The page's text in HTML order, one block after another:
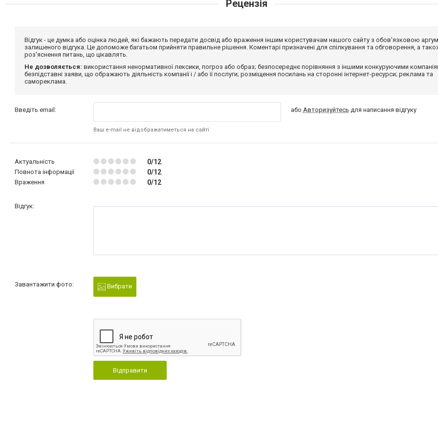
Рецензія
Відгук - це думка або оцінка людей, які бажають передати досвід або враження іншим користувачам нашого сайту з обов'язковою
залишеного відгука. Це допоможе багатьом прийняти правильне рішення. Коментарі призначені для спілкування та обговорення, а
роз'яснення питань, що цікавлять.
Не дозволяється: використання ненормативної лексики, погроз або образ; безпосереднє порівняння з іншими конкуруючими
безпідставні заяви, що ображають діяльність компанії і / або її послуги; розміщення посилань на сторонні інтернет-ресурси; реклама та
самореклама.
Введіть email:
Ваш e-mail не відображатиметься на сайті
або Авторизуйтесь для написання відгуку
Актуальність 0/12
Повнота інформації 0/12
Враження 0/12
Відгук:
Завантажити фото: Вибрати
Відправити